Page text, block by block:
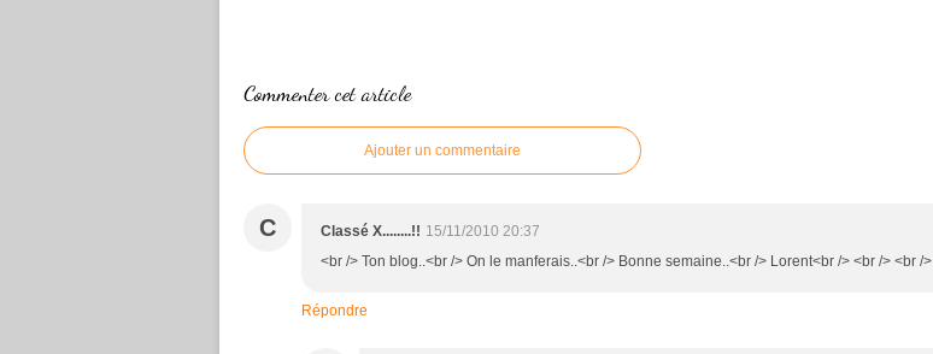
Commenter cet article
Ajouter un commentaire
C Classé X........!! 15/11/2010 20:37
<br /> Ton blog..<br /> On le manferais..<br /> Bonne semaine..<br /> Lorent<br /> <br /> <br />
Répondre